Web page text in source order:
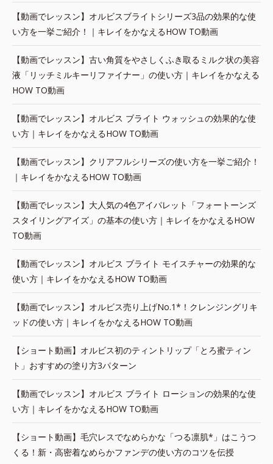
【動画でレッスン】オルビスブライトシリーズ3品の効果的な使
い方を一挙ご紹介！｜キレイをかなえるHOW TO動画
【動画でレッスン】古い角質をやさしくふき取るミルク状の美容
液「リッチミルキーリファイナー」の使い方｜キレイをかなえる
HOW TO動画
【動画でレッスン】オルビス ブライト ウォッシュの効果的な使
い方｜キレイをかなえるHOW TO動画
【動画でレッスン】クリアフルシリーズの使い方を一挙ご紹介！
｜キレイをかなえるHOW TO動画
【動画でレッスン】大人気の4色アイパレット「フォートーンズ
スタイリングアイズ」の基本の使い方｜キレイをかなえるHOW
TO動画
【動画でレッスン】オルビス ブライト モイスチャーの効果的な
使い方｜キレイをかなえるHOW TO動画
【動画でレッスン】オルビス売り上げNo.1*！クレンジングリキ
ッドの使い方｜キレイをかなえるHOW TO動画
【ショート動画】オルビス初のティントリップ「とろ蜜ティン
ト」おすすめの塗り方3パターン
【動画でレッスン】オルビス ブライト ローションの効果的な使
い方｜キレイをかなえるHOW TO動画
【ショート動画】毛穴レスでなめらかな「つる凛肌*」はこうつ
くる！新・高密着なめらかファンデの使い方のコツを伝授